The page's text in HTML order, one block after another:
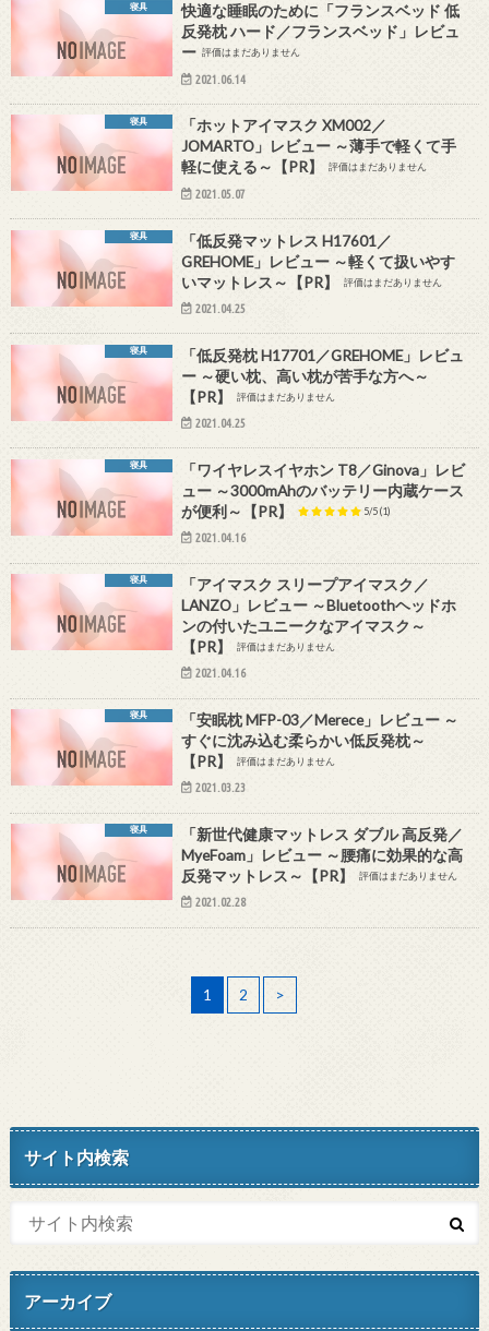
寝具
快適な睡眠のために「フランスベッド 低
反発枕 ハード／フランスベッド」レビュ
ー 評価はまだありません
2021.06.14
寝具
「ホットアイマスク XM002／
JOMARTO」レビュー ～薄手で軽くて手
軽に使える～【PR】
評価はまだありません
2021.05.07
寝具
「低反発マットレス H17601／
GREHOME」レビュー ～軽くて扱いやす
いマットレス～【PR】
評価はまだありません
2021.04.25
寝具
「低反発枕 H17701／GREHOME」レビュ
ー ～硬い枕、高い枕が苦手な方へ～
【PR】
評価はまだありません
2021.04.25
寝具
「ワイヤレスイヤホン T8／Ginova」レビ
ュー ～3000mAhのバッテリー内蔵ケース
が便利～【PR】
5/5 (1)
2021.04.16
寝具
「アイマスク スリープアイマスク／
LANZO」レビュー ～Bluetoothヘッドホ
ンの付いたユニークなアイマスク～
【PR】
評価はまだありません
2021.04.16
寝具
「安眠枕 MFP-03／Merece」レビュー ～
すぐに沈み込む柔らかい低反発枕～
【PR】
評価はまだありません
2021.03.23
寝具
「新世代健康マットレス ダブル 高反発／
MyeFoam」レビュー ～腰痛に効果的な高
反発マットレス～【PR】
評価はまだありません
2021.02.28
1 2 >
サイト内検索
アーカイブ